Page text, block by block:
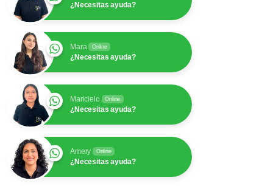
¿Necesitas ayuda?
Mara Online
¿Necesitas ayuda?
Maricielo Online
¿Necesitas ayuda?
Amery Online
¿Necesitas ayuda?